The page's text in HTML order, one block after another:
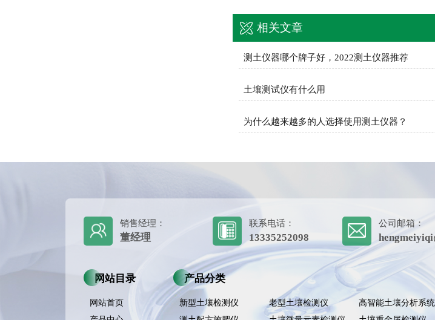
相关文章
测土仪器哪个牌子好，2022测土仪器推荐
土壤测试仪有什么用
为什么越来越多的人选择使用测土仪器？
销售经理：
董经理
联系电话：
13335252098
公司邮箱：
网站目录
网站首页
产品分类
新型土壤检测仪 老型土壤检测仪
高智能土壤分析系统